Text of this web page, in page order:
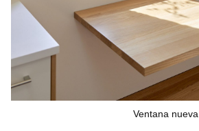
Ventana nueva